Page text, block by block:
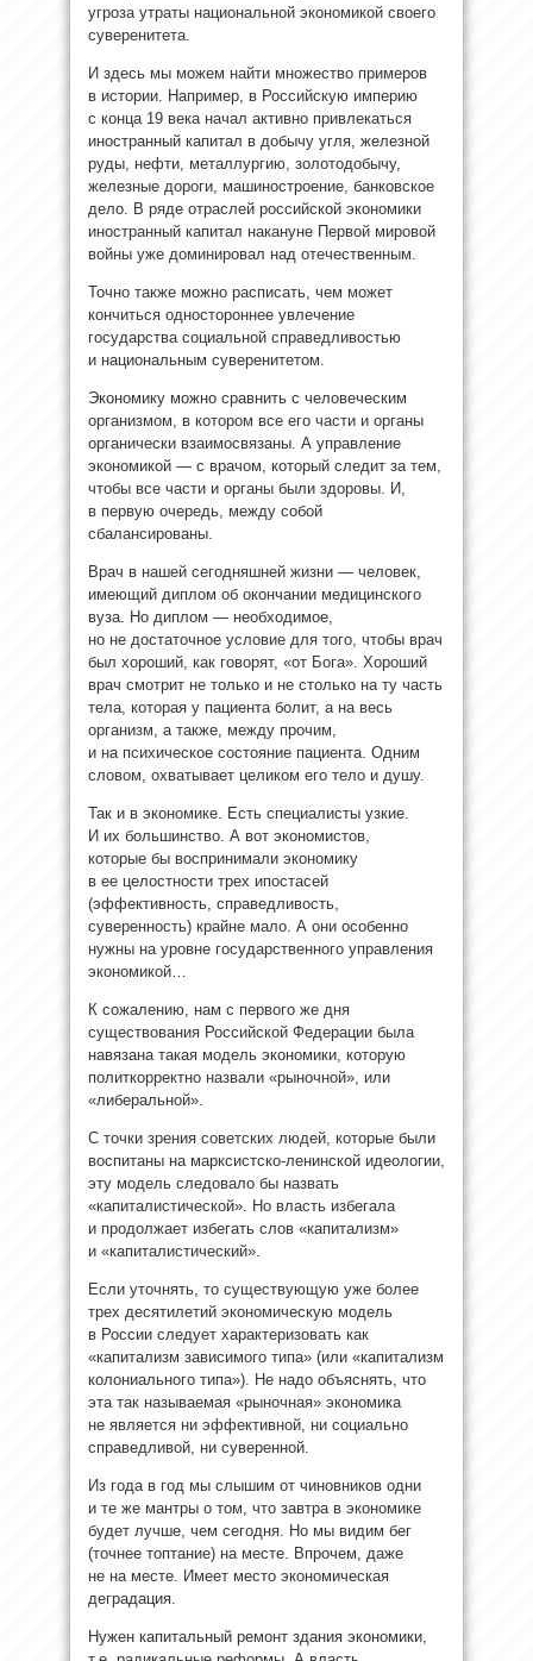
угроза утраты национальной экономикой своего
суверенитета.
И здесь мы можем найти множество примеров
в истории. Например, в Российскую империю
с конца 19 века начал активно привлекаться
иностранный капитал в добычу угля, железной
руды, нефти, металлургию, золотодобычу,
железные дороги, машиностроение, банковское
дело. В ряде отраслей российской экономики
иностранный капитал накануне Первой мировой
войны уже доминировал над отечественным.
Точно также можно расписать, чем может
кончиться одностороннее увлечение
государства социальной справедливостью
и национальным суверенитетом.
Экономику можно сравнить с человеческим
организмом, в котором все его части и органы
органически взаимосвязаны. А управление
экономикой — с врачом, который следит за тем,
чтобы все части и органы были здоровы. И,
в первую очередь, между собой
сбалансированы.
Врач в нашей сегодняшней жизни — человек,
имеющий диплом об окончании медицинского
вуза. Но диплом — необходимое,
но не достаточное условие для того, чтобы врач
был хороший, как говорят, «от Бога». Хороший
врач смотрит не только и не столько на ту часть
тела, которая у пациента болит, а на весь
организм, а также, между прочим,
и на психическое состояние пациента. Одним
словом, охватывает целиком его тело и душу.
Так и в экономике. Есть специалисты узкие.
И их большинство. А вот экономистов,
которые бы воспринимали экономику
в ее целостности трех ипостасей
(эффективность, справедливость,
суверенность) крайне мало. А они особенно
нужны на уровне государственного управления
экономикой…
К сожалению, нам с первого же дня
существования Российской Федерации была
навязана такая модель экономики, которую
политкорректно назвали «рыночной», или
«либеральной».
С точки зрения советских людей, которые были
воспитаны на марксистско-ленинской идеологии,
эту модель следовало бы назвать
«капиталистической». Но власть избегала
и продолжает избегать слов «капитализм»
и «капиталистический».
Если уточнять, то существующую уже более
трех десятилетий экономическую модель
в России следует характеризовать как
«капитализм зависимого типа» (или «капитализм
колониального типа»). Не надо объяснять, что
эта так называемая «рыночная» экономика
не является ни эффективной, ни социально
справедливой, ни суверенной.
Из года в год мы слышим от чиновников одни
и те же мантры о том, что завтра в экономике
будет лучше, чем сегодня. Но мы видим бег
(точнее топтание) на месте. Впрочем, даже
не на месте. Имеет место экономическая
деградация.
Нужен капитальный ремонт здания экономики,